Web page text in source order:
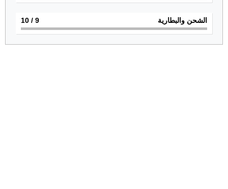
الشحن والبطارية 9
/ 10